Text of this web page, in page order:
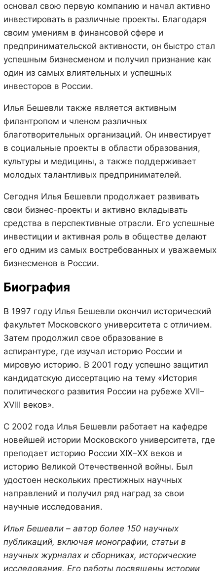
основал свою первую компанию и начал активно
инвестировать в различные проекты. Благодаря
своим умениям в финансовой сфере и
предпринимательской активности, он быстро стал
успешным бизнесменом и получил признание как
один из самых влиятельных и успешных
инвесторов в России.
Илья Бешевли также является активным
филантропом и членом различных
благотворительных организаций. Он инвестирует
в социальные проекты в области образования,
культуры и медицины, а также поддерживает
молодых талантливых предпринимателей.
Сегодня Илья Бешевли продолжает развивать
свои бизнес-проекты и активно вкладывать
средства в перспективные отрасли. Его успешные
инвестиции и активная роль в обществе делают
его одним из самых востребованных и уважаемых
бизнесменов в России.
Биография
В 1997 году Илья Бешевли окончил исторический
факультет Московского университета с отличием.
Затем продолжил свое образование в
аспирантуре, где изучал историю России и
мировую историю. В 2001 году успешно защитил
кандидатскую диссертацию на тему «История
политического развития России на рубеже XVII–
XVIII веков».
С 2002 года Илья Бешевли работает на кафедре
новейшей истории Московского университета, где
преподает историю России XIX–XX веков и
историю Великой Отечественной войны. Был
удостоен нескольких престижных научных
направлений и получил ряд наград за свои
научные исследования.
Илья Бешевли – автор более 150 научных
публикаций, включая монографии, статьи в
научных журналах и сборниках, исторические
исследования. Его работы посвящены истории